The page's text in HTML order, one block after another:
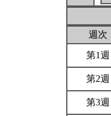
週次
第1週
第2週
第3週